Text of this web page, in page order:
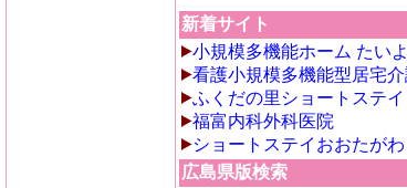
新着サイト
小規模多機能ホーム たい
看護小規模多機能型居宅
ふくだの里ショートステイ
福富内科外科医院
ショートステイおおたがわ
広島県版検索